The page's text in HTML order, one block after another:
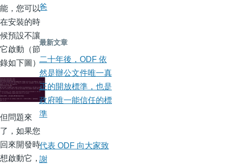
能，您可以
在安裝的時
候預設不讓
它啟動（節
錄如下圖）
但問題來
了，如果您
回來開發時
想啟動它，
爸
最新文章
二十年後，ODF 依
然是辦公文件唯一真
正的開放標準，也是
政府唯一能信任的標
準
代表 ODF 向大家致
謝